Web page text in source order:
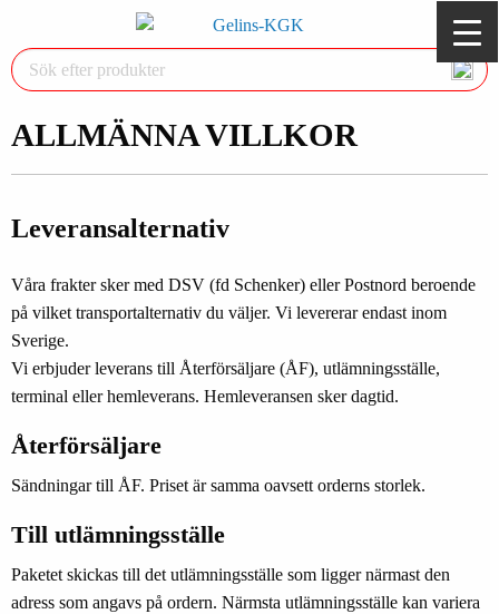
ALLMÄNNA VILLKOR
Leveransalternativ
Våra frakter sker med DSV (fd Schenker) eller Postnord beroende
på vilket transportalternativ du väljer. Vi levererar endast inom
Sverige.
Vi erbjuder leverans till Återförsäljare (ÅF), utlämningsställe,
terminal eller hemleverans. Hemleveransen sker dagtid.
Återförsäljare
Sändningar till ÅF. Priset är samma oavsett orderns storlek.
Till utlämningsställe
Paketet skickas till det utlämningsställe som ligger närmast den
adress som angavs på ordern. Närmsta utlämningsställe kan variera